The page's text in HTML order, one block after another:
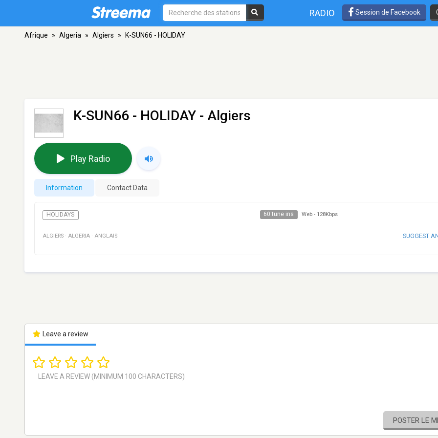
RADIO Session de Facebook
Afrique » Algeria » Algiers » K-SUN66 - HOLIDAY
K-SUN66 - HOLIDAY - Algiers
Play Radio
Information Contact Data
HOLIDAYS 60 tune ins Web - 128Kbps
ALGIERS · ALGERIA · ANGLAIS SUGGEST
Leave a review
POSTER LE